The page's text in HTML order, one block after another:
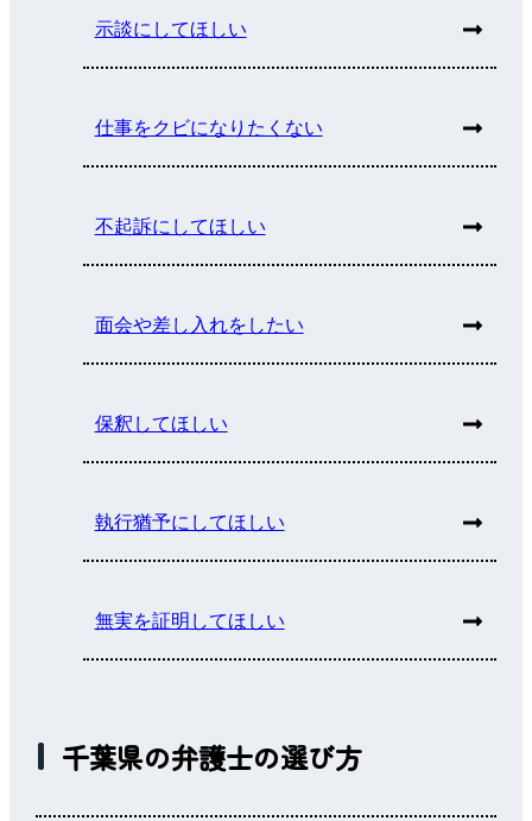
示談にしてほしい
仕事をクビになりたくない
不起訴にしてほしい
面会や差し入れをしたい
保釈してほしい
執行猶予にしてほしい
無実を証明してほしい
千葉県の弁護士の選び方